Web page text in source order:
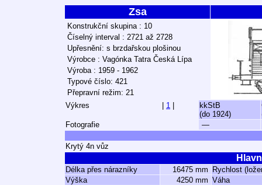
Zsa
Konstrukční skupina : 10
Číselný interval : 2721 až 2728
Upřesnění: s brzdařskou plošinou
Výrobce : Vagónka Tatra Česká Lípa
Výroba : 1959 - 1962
Typové číslo: 421
Přepravní režim: 21
Výkres
1
kkStB
(do 1924)
Fotografie
—
Krytý 4n vůz
Délka přes nárazníky 16475 mm
Rychlost
Výška
4250 mm Váha